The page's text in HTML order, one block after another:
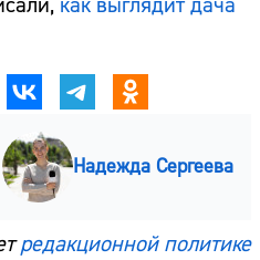
Надежда Сергеева
редакционной политике